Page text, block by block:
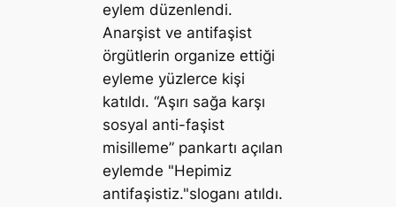
eylem düzenlendi.
Anarşist ve antifaşist
örgütlerin organize ettiği
eyleme yüzlerce kişi
katıldı. “Aşırı sağa karşı
sosyal anti-faşist
misilleme” pankartı açılan
eylemde "Hepimiz
antifaşistiz."sloganı atıldı.